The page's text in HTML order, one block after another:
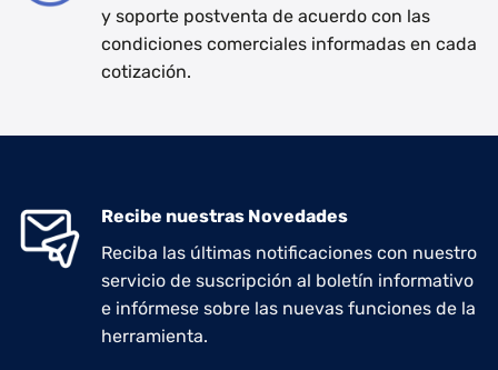
y soporte postventa de acuerdo con las
condiciones comerciales informadas en cada
cotización.
Recibe nuestras Novedades
Reciba las últimas notificaciones con nuestro
servicio de suscripción al boletín informativo
e infórmese sobre las nuevas funciones de la
herramienta.